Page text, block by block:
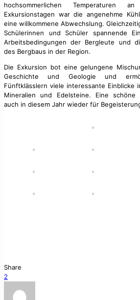
hochsommerlichen Temperaturen
Exkursionstagen war die angenehme
eine willkommene Abwechslung.
Schülerinnen und Schüler spannende
Arbeitsbedingungen der Bergleute und
des Bergbaus in der Region.
Die Exkursion bot eine gelungene
Geschichte und Geologie und
Fünftklässlern viele interessante Einblicke
Mineralien und Edelsteine. Eine schöne
auch in diesem Jahr wieder für
Share
2